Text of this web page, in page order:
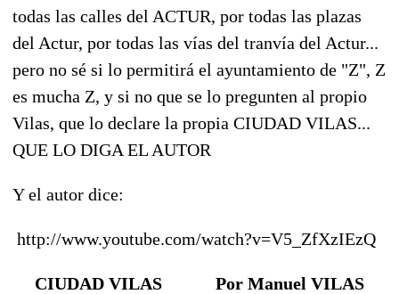
todas las calles del ACTUR, por todas las plazas
del Actur, por todas las vías del tranvía del Actur...
pero no sé si lo permitirá el ayuntamiento de "Z", Z
es mucha Z, y si no que se lo pregunten al propio
Vilas, que lo declare la propia CIUDAD VILAS...
QUE LO DIGA EL AUTOR
Y el autor dice:
http://www.youtube.com/watch?v=V5_ZfXzIEzQ
CIUDAD VILAS Por Manuel VILAS